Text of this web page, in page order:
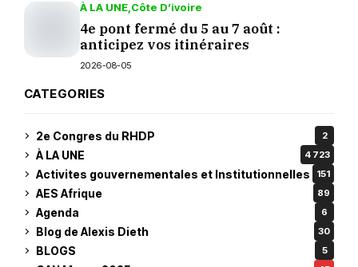
À LA UNE Côte D’ivoire
4e pont fermé du 5 au 7 août :
anticipez vos itinéraires
2026-08-05
CATEGORIES
2e Congres du RHDP 2
À LA UNE 4 723
Activites gouvernementales et Institutionnelles 151
AES Afrique 89
Agenda 6
Blog de Alexis Dieth 30
BLOGS 5